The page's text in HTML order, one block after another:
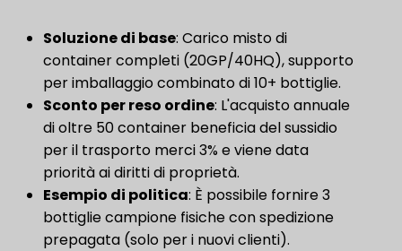
Soluzione di base​: Carico misto di
container completi (20GP/40HQ), supporto
per imballaggio combinato di 10+ bottiglie.
Sconto per reso ordine​: L'acquisto annuale
di oltre 50 container beneficia del sussidio
per il trasporto merci 3% e viene data
priorità ai diritti di proprietà.
​Esempio di politica​​: È possibile fornire 3
bottiglie campione fisiche con spedizione
prepagata (solo per i nuovi clienti).